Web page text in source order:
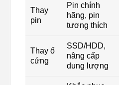
Thay
pin
Pin chính
hãng, pin
tương thích
Thay ổ
cứng
SSD/HDD,
nâng cấp
dung lượng